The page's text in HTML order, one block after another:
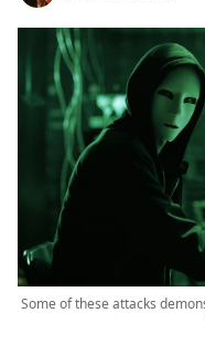
Some of these attacks